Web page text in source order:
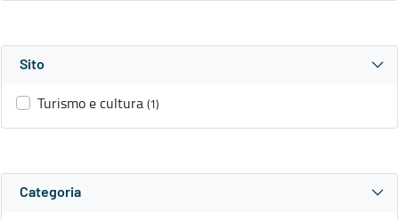
Sito
Turismo e cultura (1)
Categoria